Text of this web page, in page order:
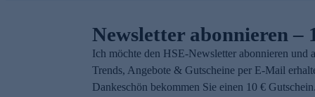
Newsletter abonnieren –
Ich möchte den HSE-Newsletter abonnieren und
Trends, Angebote & Gutscheine per E-Mail
Dankeschön bekommen Sie einen 10 €